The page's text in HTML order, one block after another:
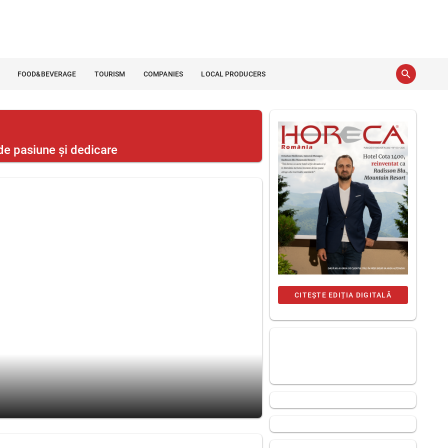
FOOD&BEVERAGE TOURISM COMPANIES LOCAL PRODUCERS search
pasiune și dedicare
CITEȘTE EDIȚIA DIGITALĂ